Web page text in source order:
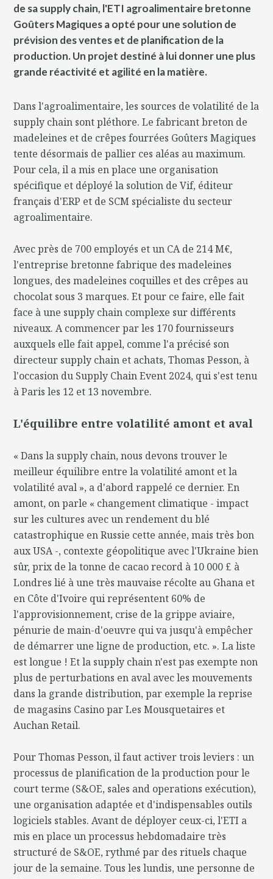
de sa supply chain, l'ETI agroalimentaire bretonne
Goûters Magiques a opté pour une solution de
prévision des ventes et de planification de la
production. Un projet destiné à lui donner une plus
grande réactivité et agilité en la matière.
Dans l'agroalimentaire, les sources de volatilité de la
supply chain sont pléthore. Le fabricant breton de
madeleines et de crêpes fourrées Goûters Magiques
tente désormais de pallier ces aléas au maximum.
Pour cela, il a mis en place une organisation
spécifique et déployé la solution de Vif, éditeur
français d'ERP et de SCM spécialiste du secteur
agroalimentaire.
Avec près de 700 employés et un CA de 214 M€,
l'entreprise bretonne fabrique des madeleines
longues, des madeleines coquilles et des crêpes au
chocolat sous 3 marques. Et pour ce faire, elle fait
face à une supply chain complexe sur différents
niveaux. A commencer par les 170 fournisseurs
auxquels elle fait appel, comme l'a précisé son
directeur supply chain et achats, Thomas Pesson, à
l'occasion du Supply Chain Event 2024, qui s'est tenu
à Paris les 12 et 13 novembre.
L'équilibre entre volatilité amont et aval
« Dans la supply chain, nous devons trouver le
meilleur équilibre entre la volatilité amont et la
volatilité aval », a d'abord rappelé ce dernier. En
amont, on parle « changement climatique - impact
sur les cultures avec un rendement du blé
catastrophique en Russie cette année, mais très bon
aux USA -, contexte géopolitique avec l'Ukraine bien
sûr, prix de la tonne de cacao record à 10 000 £ à
Londres lié à une très mauvaise récolte au Ghana et
en Côte d'Ivoire qui représentent 60% de
l'approvisionnement, crise de la grippe aviaire,
pénurie de main-d'oeuvre qui va jusqu'à empêcher
de démarrer une ligne de production, etc. ». La liste
est longue ! Et la supply chain n'est pas exempte non
plus de perturbations en aval avec les mouvements
dans la grande distribution, par exemple la reprise
de magasins Casino par Les Mousquetaires et
Auchan Retail.
Pour Thomas Pesson, il faut activer trois leviers : un
processus de planification de la production pour le
court terme (S&OE, sales and operations exécution),
une organisation adaptée et d'indispensables outils
logiciels stables. Avant de déployer ceux-ci, l'ETI a
mis en place un processus hebdomadaire très
structuré de S&OE, rythmé par des rituels chaque
jour de la semaine. Tous les lundis, une personne de